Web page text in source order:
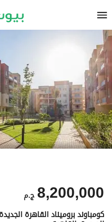
ج.م 8,200,000
كومباوند بروميناد القاهرة